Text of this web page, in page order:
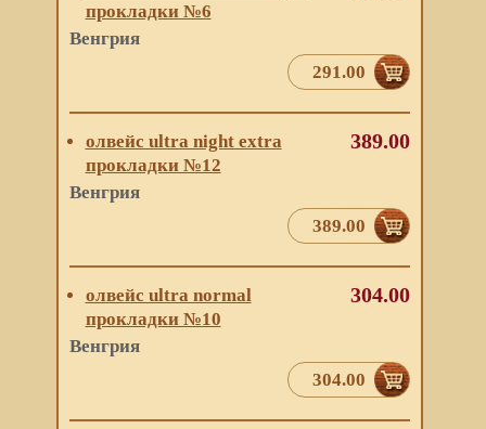
прокладки №6
Венгрия
291.00
олвейс ultra night extra
прокладки №12
Венгрия
389.00
389.00
олвейс ultra normal
прокладки №10
Венгрия
304.00
304.00